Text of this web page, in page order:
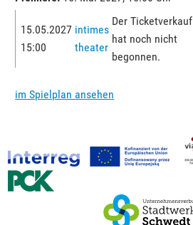
15.05.2027
15:00
intimes
theater
Der Ticketverkauf
hat noch nicht
begonnen.
im Spielplan ansehen